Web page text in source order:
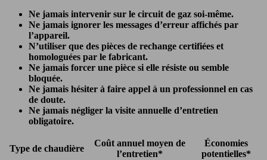
Ne jamais intervenir sur le circuit de gaz soi-même.
Ne jamais ignorer les messages d’erreur affichés par
l’appareil.
N’utiliser que des pièces de rechange certifiées et
homologuées par le fabricant.
Ne jamais forcer une pièce si elle résiste ou semble
bloquée.
Ne jamais hésiter à faire appel à un professionnel en cas
de doute.
Ne jamais négliger la visite annuelle d’entretien
obligatoire.
Type de chaudière
Coût annuel moyen de
l’entretien*
Économies
potentielles*